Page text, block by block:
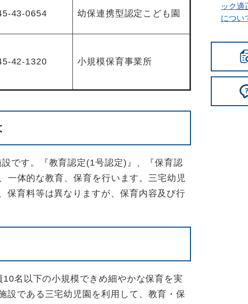
43-0654 幼保連携型認定こども園
42-1320 小規模保育事業所
です。『教育認定(1号認定)』、『保育認
一体的な教育、保育を行います。三宅幼児
保育料等は異なりますが、保育内容及び行
名以下の小規模できめ細やかな保育を実
設である三宅幼児園を利用して、教育・保
ック適
につい